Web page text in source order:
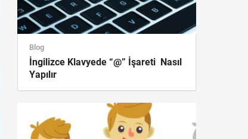
Blog
İngilizce Klavyede “@” İşareti Nasıl
Yapılır